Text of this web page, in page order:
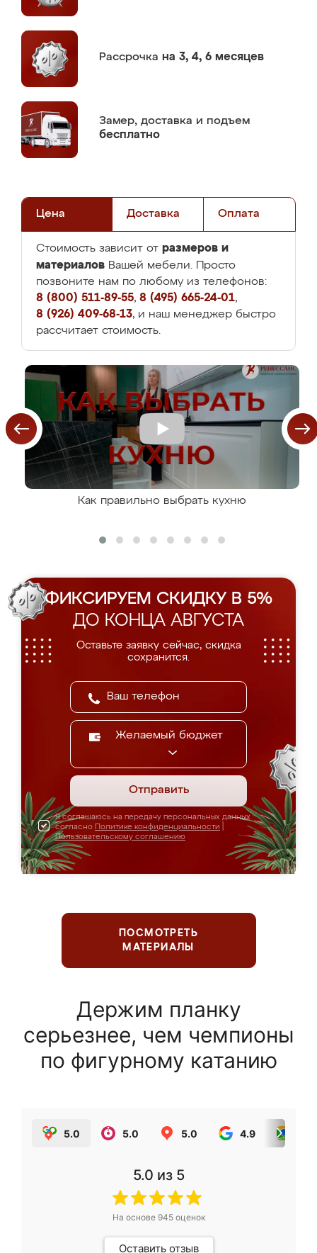
Рассрочка на 3, 4, 6 месяцев
Замер, доставка и подъем
бесплатно
Цена Доставка Оплата
Стоимость зависит от размеров и
материалов Вашей мебели. Просто
позвоните нам по любому из телефонов:
8 (800) 511-89-55, 8 (495) 665-24-01,
8 (926) 409-68-13, и наш менеджер быстро
рассчитает стоимость.
Как правильно выбрать кухню
ФИКСИРУЕМ СКИДКУ В 5%
ДО КОНЦА АВГУСТА
Оставьте заявку сейчас, скидка
сохранится.
Желаемый бюджет
Отправить
Я соглашаюсь на передачу персональных данных
согласно Политике конфиденциальности
Пользовательскому соглашению
ПОСМОТРЕТЬ
МАТЕРИАЛЫ
Держим планку
серьезнее, чем чемпионы
по фигурному катанию
5.0 5.0 5.0 4.9
5.0 из 5
На основе 945оценок
Оставить отзыв